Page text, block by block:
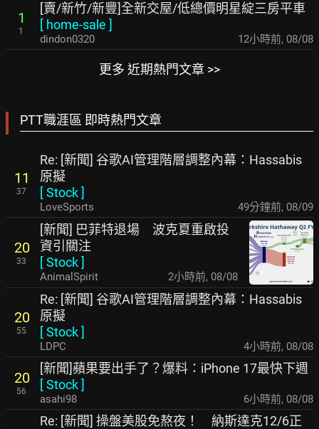
1
1
[賣/新竹/新豐]全新交屋/低總價明星綻三房平車
[ home-sale ]
dindon0320 12小時前, 08/08
更多 近期熱門文章 >>
PTT職涯區 即時熱門文章
11
37
Re: [新聞] 谷歌AI管理階層調整內幕：Hassabis
原擬
[Stock]
LoveSports 49分鐘前, 08/09
20
33
[新聞] 巴菲特退場 波克夏重啟投
資引關注
[Stock]
AnimalSpirit 2小時前, 08/08
20
55
Re: [新聞] 谷歌AI管理階層調整內幕：Hassabis
原擬
[Stock]
LDPC 4小時前, 08/08
20
56
[新聞]蘋果要出手了？爆料：iPhone 17最快下週
[Stock]
asahi98 6小時前, 08/08
Re: [新聞] 操盤美股免熬夜！ 納斯達克12/6正